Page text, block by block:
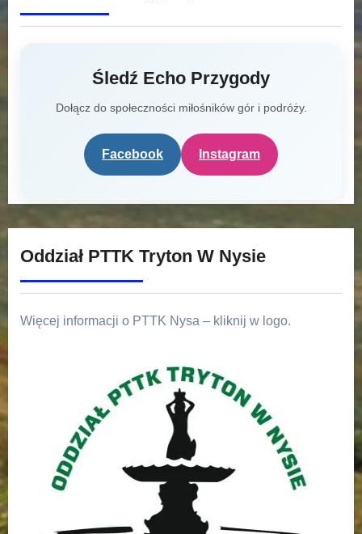
Śledź Echo Przygody
Dołącz do społeczności miłośników gór i podróży.
Facebook Instagram
Oddział PTTK Tryton W Nysie
Więcej informacji o PTTK Nysa – kliknij w logo.